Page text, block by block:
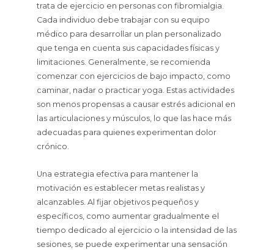
trata de ejercicio en personas con fibromialgia.
Cada individuo debe trabajar con su equipo
médico para desarrollar un plan personalizado
que tenga en cuenta sus capacidades físicas y
limitaciones. Generalmente, se recomienda
comenzar con ejercicios de bajo impacto, como
caminar, nadar o practicar yoga. Estas actividades
son menos propensas a causar estrés adicional en
las articulaciones y músculos, lo que las hace más
adecuadas para quienes experimentan dolor
crónico.
Una estrategia efectiva para mantener la
motivación es establecer metas realistas y
alcanzables. Al fijar objetivos pequeños y
específicos, como aumentar gradualmente el
tiempo dedicado al ejercicio o la intensidad de las
sesiones, se puede experimentar una sensación